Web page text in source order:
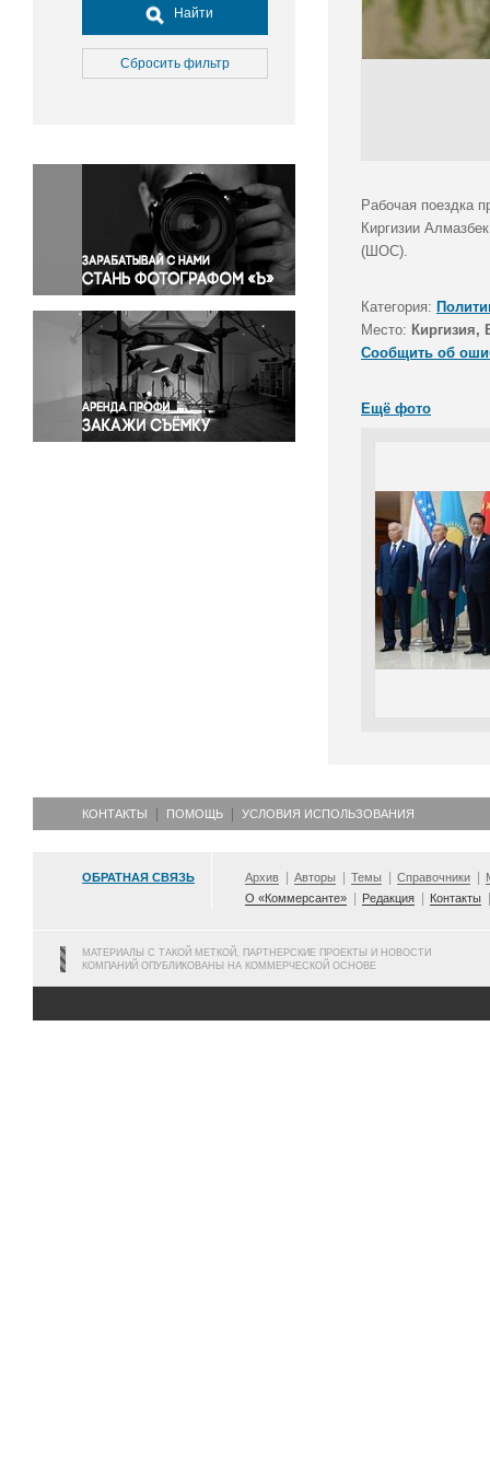
Досуг, туризм и отдых
Культура
Медицина
Окружающая среда
Политика
Правосудие
Происшествия и конфликты
Религия
Светская жизнь
Спорт
Экология
Экономика и бизнес
Найти
Сбросить фильтр
Рабочая поездка
Киргизии
(ШОС).
Категория:
Место: Киргизия,
Сообщить об
Ещё фото
КОНТАКТЫ ПОМОЩЬ УСЛОВИЯ ИСПОЛЬЗОВАНИЯ
ОБРАТНАЯ СВЯЗЬ Архив Авторы Темы Справочники
О «Коммерсанте»
Редакция Контакты
МАТЕРИАЛЫ С ТАКОЙ МЕТКОЙ, ПАРТНЕРСКИЕ ПРОЕКТЫ И НОВОСТИ
КОМПАНИЙ ОПУБЛИКОВАНЫ НА КОММЕРЧЕСКОЙ ОСНОВЕ